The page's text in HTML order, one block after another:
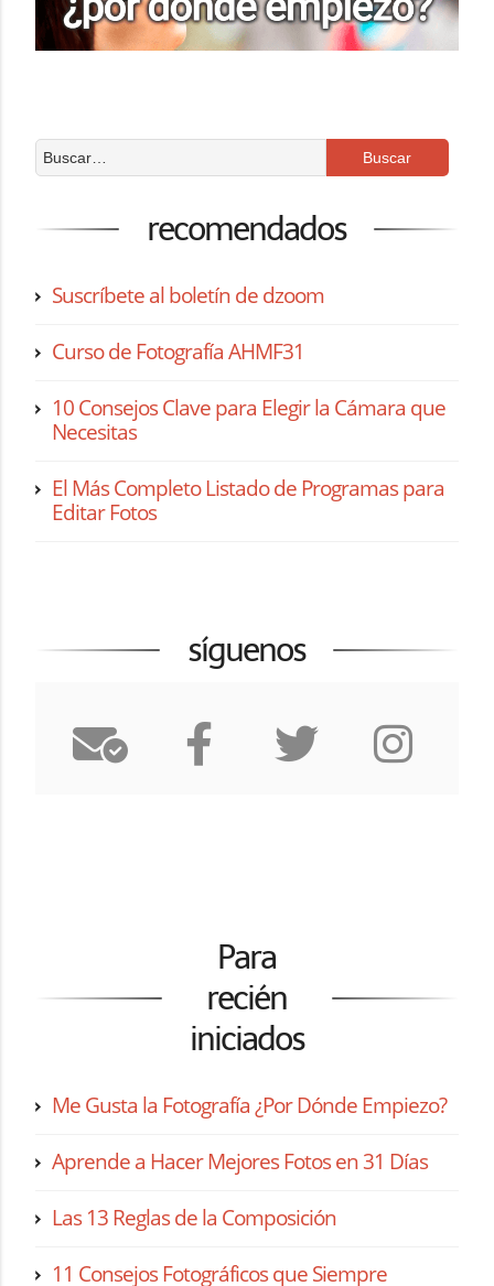
recomendados
Suscríbete al boletín de dzoom
Curso de Fotografía AHMF31
10 Consejos Clave para Elegir la Cámara que
Necesitas
El Más Completo Listado de Programas para
Editar Fotos
síguenos
Para
recién
iniciados
Me Gusta la Fotografía ¿Por Dónde Empiezo?
Aprende a Hacer Mejores Fotos en 31 Días
Las 13 Reglas de la Composición
11 Consejos Fotográficos que Siempre